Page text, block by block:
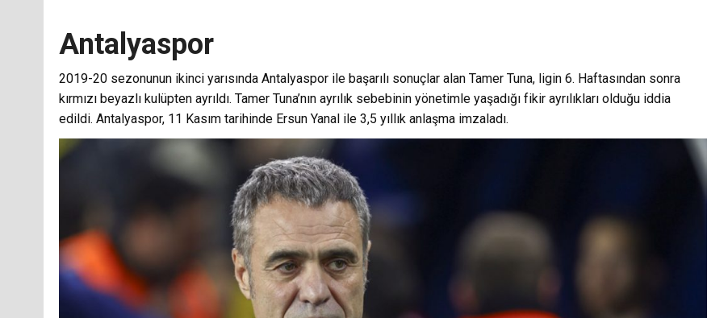
Antalyaspor
2019-20 sezonunun ikinci yarısında Antalyaspor ile başarılı sonuçlar alan Tamer Tuna, ligin 6. Haftasından sonra
kırmızı beyazlı kulüpten ayrıldı. Tamer Tuna’nın ayrılık sebebinin yönetimle yaşadığı fikir ayrılıkları olduğu iddia
edildi. Antalyaspor, 11 Kasım tarihinde Ersun Yanal ile 3,5 yıllık anlaşma imzaladı.